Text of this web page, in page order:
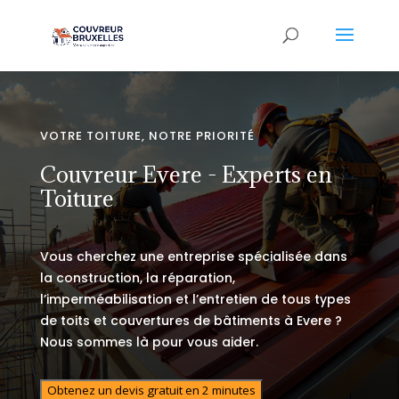
VOTRE TOITURE, NOTRE PRIORITÉ
Couvreur Evere - Experts en
Toiture
Vous cherchez une entreprise spécialisée dans
la construction, la réparation,
l’imperméabilisation et l’entretien de tous types
de toits et couvertures de bâtiments à Evere ?
Nous sommes là pour vous aider.
Obtenez un devis gratuit en 2 minutes